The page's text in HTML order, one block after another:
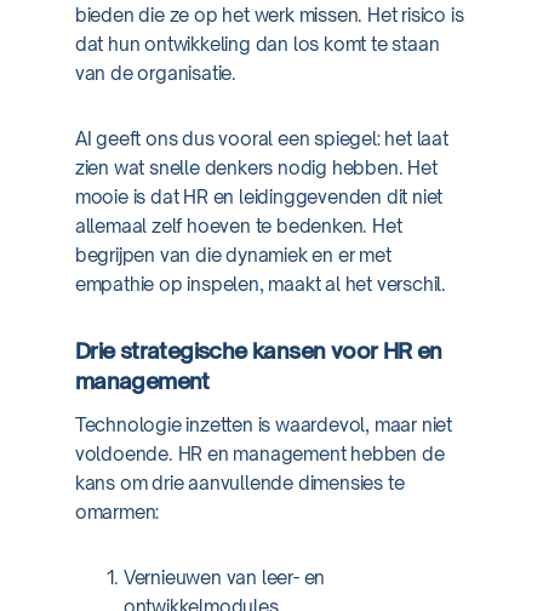
bieden die ze op het werk missen. Het risico is
dat hun ontwikkeling dan los komt te staan
van de organisatie.
AI geeft ons dus vooral een spiegel: het laat
zien wat snelle denkers nodig hebben. Het
mooie is dat HR en leidinggevenden dit niet
allemaal zelf hoeven te bedenken. Het
begrijpen van die dynamiek en er met
empathie op inspelen, maakt al het verschil.
Drie strategische kansen voor HR en
management
Technologie inzetten is waardevol, maar niet
voldoende. HR en management hebben de
kans om drie aanvullende dimensies te
omarmen:
Vernieuwen van leer- en